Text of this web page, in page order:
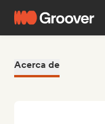
Acerca de